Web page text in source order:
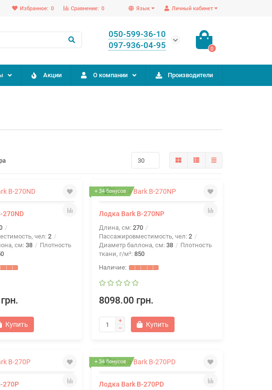
Личный кабинет
Язык
Сравнение: 0
Избранное: 0
050-599-36-10
097-936-04-95
0
Акции О компании Производители
270ND
чел: 2
см: 38
Плотность
Купить
+ 34 бонусов
Лодка Bark B-270NP
Длина, см: 270
Пассажировместимость, чел: 2
Диаметр баллона, см: 38
Плотность
ткани, г/м²: 850
8098.00 грн.
Купить
270P
+ 34 бонусов
Лодка Bark B-270PD